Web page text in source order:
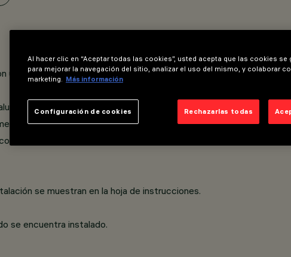
espesor de 12,5 a 25 mm para las versiones minimal (sin borde
fundido a presión.
integrada con la innovadora pantalla negra
permite obtener una distribución luminosa definida y circular,
se muestran en la hoja de instrucciones.
se encuentra instalado.
Al hacer clic en “Aceptar todas las cookies”, usted acepta que las cookies
para mejorar la navegación del sitio, analizar el uso del mismo, y colaborar
marketing.
Más información
Rechazarlas todas
Configuración de cookies